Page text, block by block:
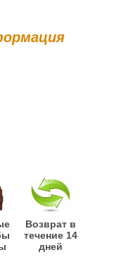
Возврат в
течение 14
дней